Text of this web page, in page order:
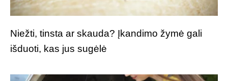
Niežti, tinsta ar skauda? Įkandimo žymė gali
išduoti, kas jus sugėlė